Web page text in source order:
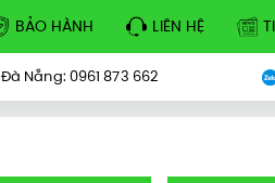
BẢO HÀNH LIÊN HỆ
Đà Nẵng: 0961 873 662